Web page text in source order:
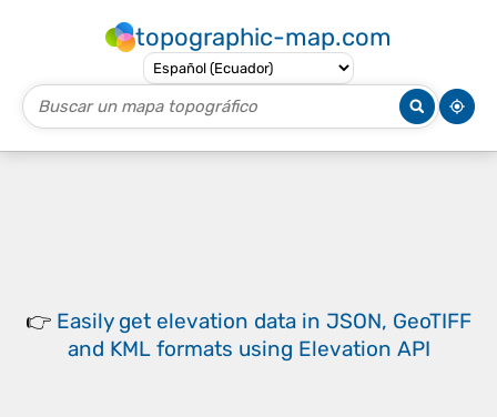
topographic-map.com
👉 Easily get elevation data in JSON, GeoTIFF
and KML formats using Elevation API